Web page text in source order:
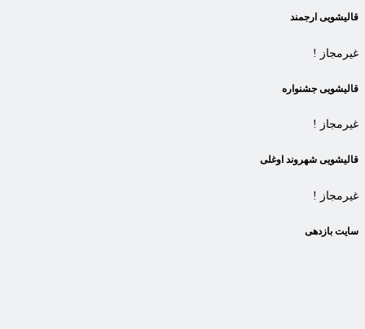
قالیشویی ارجمند
غیرمجاز !
قالیشویی جشنواره
غیرمجاز !
قالیشویی شهروند اوغلی
غیرمجاز !
سایت بازدهی